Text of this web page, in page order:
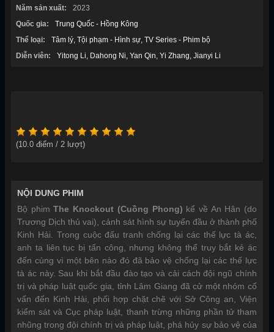
Năm sản xuất:
2023
Quốc gia:
Trung Quốc - Hồng Kông
Thể loại:
Tâm lý Tội phạm - Hình sự TV Series - Phim bộ
Diễn viên:
Yitong Li Dahong Ni Yan Qin Yi Zhang Jianyi Li
(10.0 điểm / 2 lượt)
NỘI DUNG PHIM
Bộ phimThe Knockout (Cuồng Phong) kể về An Hân (do
Trương Dịch thủ vai), cảnh sát hình sự tuyến đầu ở thành phố
Kinh Hải. Trong cuộc đấu tranh chống lại các thế lực tà ác,
anh ta liên tục bị tấn công, nhưng không thể truy bắt kẻ ác
đến cùng vì một bên nào đó đã bảo vệ chống lại các thế lực
tà ác này. Sau khi bắt đầu đào tạo và cải cách đội ngũ chính
trị và pháp luật quốc gia, tỉnh Lâm Giang đã cử một nhóm cố
vấn đến Kinh Hải, phối hợp chặt chẽ với Sở Công an, Viện
kiểm sát và Cục pháp luật, thanh trừng những phần tử tham
nhũng trong đội chính trị và pháp luật, phá hủy sự bảo vệ của